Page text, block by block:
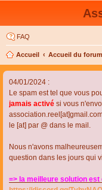
FAQ
Accueil Accueil du forum
04/01/2024 :
Le spam est tel que vous
jamais activé si vous
le [at] par @ dans le mail.
Nous n'avons
question dans les jours qui
=> la meilleure solution